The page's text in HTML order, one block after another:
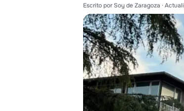
Escrito porSoy de Zaragoza ·